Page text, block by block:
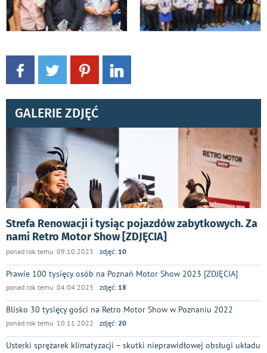
GALERIE ZDJĘĆ
Strefa Renowacji i tysiąc pojazdów zabytkowych. Za
nami Retro Motor Show [ZDJĘCIA]
ponad rok temu 09.10.2023 zdjęć: 10
Prawie 100 tysięcy osób na Poznań Motor Show 2023 [ZDJĘCIA]
ponad rok temu 04.04.2023 zdjęć: 18
Blisko 30 tysięcy gości na Retro Motor Show w Poznaniu 2022
ponad rok temu 10.11.2022 zdjęć: 20
Usterki sprężarek klimatyzacji – skutki nieprawidłowej obsługi układu